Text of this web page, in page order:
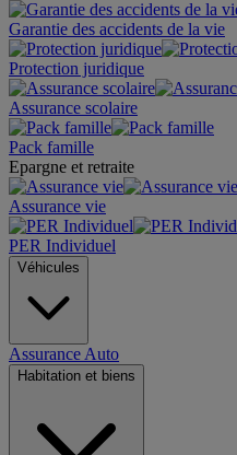
Garantie des accidents de la vie
Protection juridique
Assurance scolaire
Pack famille
Epargne et retraite
Assurance vie
PER Individuel
Véhicules
Assurance Auto
Habitation et biens